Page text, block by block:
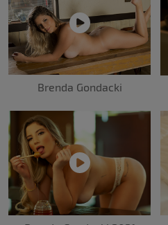
Brenda Gondacki